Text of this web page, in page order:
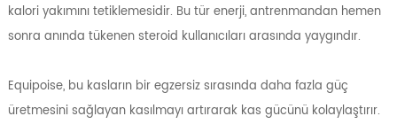
kalori yakımını tetiklemesidir. Bu tür enerji, antrenmandan hemen
sonra anında tükenen steroid kullanıcıları arasında yaygındır.
Equipoise, bu kasların bir egzersiz sırasında daha fazla güç
üretmesini sağlayan kasılmayı artırarak kas gücünü kolaylaştırır.